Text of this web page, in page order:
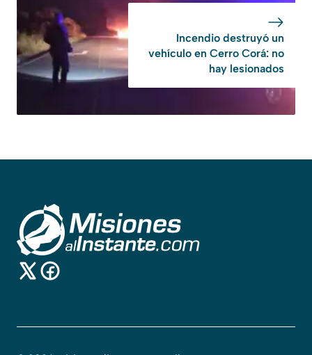
Incendio destruyó un
vehículo en Cerro Corá: no
hay lesionados